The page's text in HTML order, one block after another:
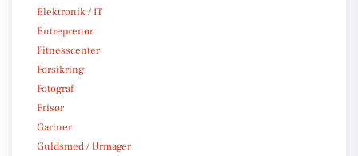
Elektronik / IT
Entreprenør
Fitnesscenter
Forsikring
Fotograf
Frisør
Gartner
Guldsmed / Urmager